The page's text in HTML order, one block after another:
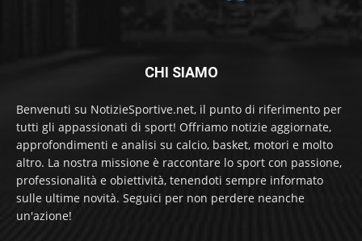
CHI SIAMO
Benvenuti su NotizieSportive.net, il punto di riferimento per
tutti gli appassionati di sport! Offriamo notizie aggiornate,
approfondimenti e analisi su calcio, basket, motori e molto
altro. La nostra missione è raccontare lo sport con passione,
professionalità e obiettività, tenendoti sempre informato
sulle ultime novità. Seguici per non perdere neanche
un'azione!